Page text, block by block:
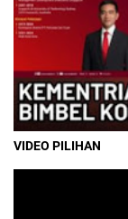
VIDEO PILIHAN